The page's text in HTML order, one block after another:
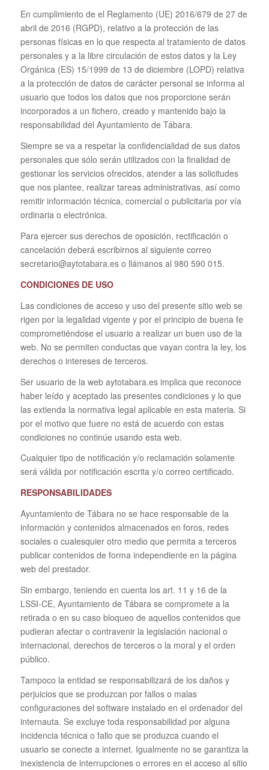
En cumplimiento de el Reglamento (UE) 2016/679 de 27 de
abril de 2016 (RGPD), relativo a la protección de las
personas físicas en lo que respecta al tratamiento de datos
personales y a la libre circulación de estos datos y la Ley
Orgánica (ES) 15/1999 de 13 de diciembre (LOPD) relativa
a la protección de datos de carácter personal se informa al
usuario que todos los datos que nos proporcione serán
incorporados a un fichero, creado y mantenido bajo la
responsabilidad del Ayuntamiento de Tábara.
Siempre se va a respetar la confidencialidad de sus datos
personales que sólo serán utilizados con la finalidad de
gestionar los servicios ofrecidos, atender a las solicitudes
que nos plantee, realizar tareas administrativas, así como
remitir información técnica, comercial o publicitaria por vía
ordinaria o electrónica.
Para ejercer sus derechos de oposición, rectificación o
cancelación deberá escribirnos al siguiente correo
secretario@aytotabara.es o llámanos al 980 590 015.
CONDICIONES DE USO
Las condiciones de acceso y uso del presente sitio web se
rigen por la legalidad vigente y por el principio de buena fe
comprometiéndose el usuario a realizar un buen uso de la
web. No se permiten conductas que vayan contra la ley, los
derechos o intereses de terceros.
Ser usuario de la web aytotabara.es implica que reconoce
haber leído y aceptado las presentes condiciones y lo que
las extienda la normativa legal aplicable en esta materia. Si
por el motivo que fuere no está de acuerdo con estas
condiciones no continúe usando esta web.
Cualquier tipo de notificación y/o reclamación solamente
será válida por notificación escrita y/o correo certificado.
RESPONSABILIDADES
Ayuntamiento de Tábara no se hace responsable de la
información y contenidos almacenados en foros, redes
sociales o cualesquier otro medio que permita a terceros
publicar contenidos de forma independiente en la página
web del prestador.
Sin embargo, teniendo en cuenta los art. 11 y 16 de la
LSSI-CE, Ayuntamiento de Tábara se compromete a la
retirada o en su caso bloqueo de aquellos contenidos que
pudieran afectar o contravenir la legislación nacional o
internacional, derechos de terceros o la moral y el orden
público.
Tampoco la entidad se responsabilizará de los daños y
perjuicios que se produzcan por fallos o malas
configuraciones del software instalado en el ordenador del
internauta. Se excluye toda responsabilidad por alguna
incidencia técnica o fallo que se produzca cuando el
usuario se conecte a internet. Igualmente no se garantiza la
inexistencia de interrupciones o errores en el acceso al sitio